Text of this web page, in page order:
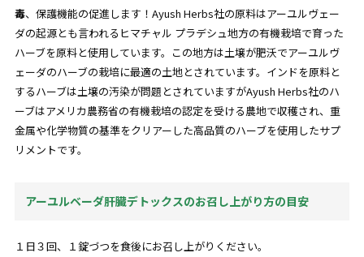
毒、保護機能の促進します！Ayush Herbs社の原料はアーユルヴェー
ダの起源とも言われるヒマチャル プラデシュ地方の有機栽培で育った
ハーブを原料と使用しています。この地方は土壌が肥沃でアーユルヴ
ェーダのハーブの栽培に最適の土地とされています。インドを原料と
するハーブは土壌の汚染が問題とされていますがAyush Herbs社のハ
ーブはアメリカ農務省の有機栽培の認定を受ける農地で収穫され、重
金属や化学物質の基準をクリアーした高品質のハーブを使用したサプ
リメントです。
アーユルベーダ肝臓デトックスのお召し上がり方の目安
１日３回、１錠づつを食後にお召し上がりください。